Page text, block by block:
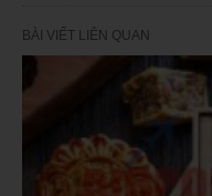
BÀI VIẾT LIÊN QUAN